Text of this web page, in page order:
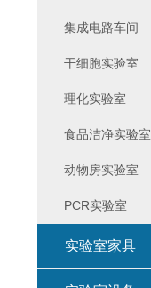
集成电路车间
干细胞实验室
理化实验室
食品洁净实验室
动物房实验室
PCR实验室
实验室家具